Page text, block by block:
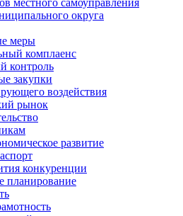
местного самоуправления
округа
меры
комплаенс
контроль
закупки
воздействия
рынок
развитие
конкуренции
планирование